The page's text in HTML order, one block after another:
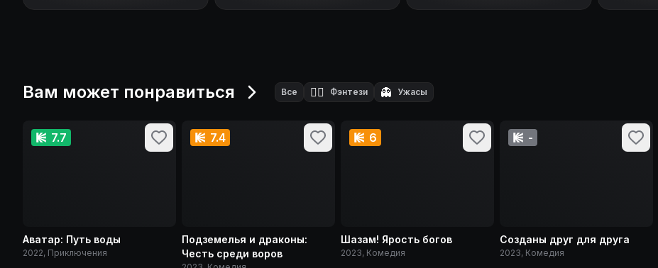
Вам может понравиться Все 🧙‍♂️ Фэнтези 👻 Ужасы
7.7
Аватар: Путь воды
2022, Приключения
7.4
Подземелья и драконы:
Честь среди воров
6
Шазам! Ярость богов
2023, Комедия
-
Созданы друг для друга
2023, Комедия